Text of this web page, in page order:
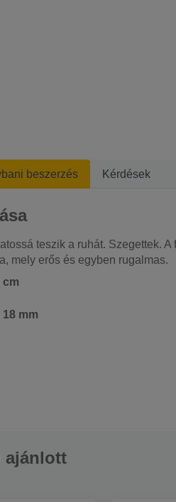
beszerzés Kérdések
teszik a ruhát. Szegettek.
mely erős és egyben rugalmas.
cm
18 mm
ajánlott